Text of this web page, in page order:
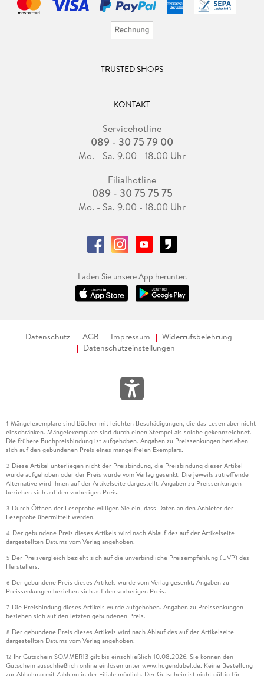
TRUSTED SHOPS
KONTAKT
Servicehotline
089 - 30 75 79 00
Mo. - Sa. 9.00 - 18.00 Uhr
Filialhotline
089 - 30 75 75 75
Mo. - Sa. 9.00 - 18.00 Uhr
Laden Sie unsere App herunter.
Datenschutz AGB Impressum
Widerrufsbelehrung
Datenschutzeinstellungen
1 Mängelexemplare sind Bücher mit leichten Beschädigungen, die das Lesen aber nicht
einschränken. Mängelexemplare sind durch einen Stempel als solche gekennzeichnet.
Die frühere Buchpreisbindung ist aufgehoben. Angaben zu Preissenkungen beziehen
sich auf den gebundenen Preis eines mangelfreien Exemplars.
2 Diese Artikel unterliegen nicht der Preisbindung, die Preisbindung dieser Artikel
wurde aufgehoben oder der Preis wurde vom Verlag gesenkt. Die jeweils zutreffende
Alternative wird Ihnen auf der Artikelseite dargestellt. Angaben zu Preissenkungen
beziehen sich auf den vorherigen Preis.
3 Durch Öffnen der Leseprobe willigen Sie ein, dass Daten an den Anbieter der
Leseprobe übermittelt werden.
4 Der gebundene Preis dieses Artikels wird nach Ablauf des auf der Artikelseite
dargestellten Datums vom Verlag angehoben.
5 Der Preisvergleich bezieht sich auf die unverbindliche Preisempfehlung (UVP) des
Herstellers.
6 Der gebundene Preis dieses Artikels wurde vom Verlag gesenkt. Angaben zu
Preissenkungen beziehen sich auf den vorherigen Preis.
7 Die Preisbindung dieses Artikels wurde aufgehoben. Angaben zu Preissenkungen
beziehen sich auf den letzten gebundenen Preis.
8 Der gebundene Preis dieses Artikels wird nach Ablauf des auf der Artikelseite
dargestellten Datums vom Verlag angehoben.
12 Ihr Gutschein SOMMER13 gilt bis einschließlich 10.08.2026. Sie können den
Gutschein ausschließlich online einlösen unter www.hugendubel.de. Keine Bestellung